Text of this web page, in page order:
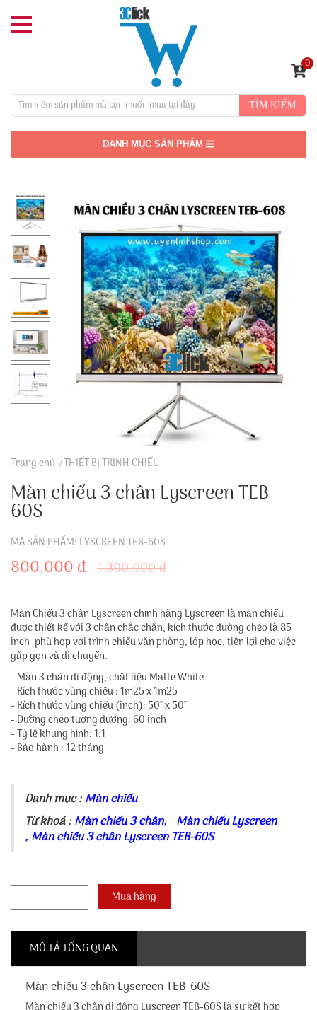
TÌM KIẾM
0
DANH MỤC SẢN PHẨM
Trang chủ THIẾT BỊ TRÌNH CHIẾU
Màn chiếu 3 chân Lyscreen TEB-
60S
MÃ SẢN PHẨM: LYSCREEN TEB-60S
800.000 đ 1.300.000 đ
Màn Chiếu 3 chân Lyscreen chính hãng Lyscreen là màn chiếu
được thiết kế với 3 chân chắc chắn, kích thước đường chéo là 85
inch phù hợp với trình chiếu văn phòng, lớp học, tiện lợi cho việc
gấp gọn và di chuyển.
- Màn 3 chân di động, chất liệu Matte White
- Kích thước vùng chiếu : 1m25 x 1m25
- Kích thước vùng chiếu (inch): 50" x 50"
- Đường chéo tương đương: 60 inch
- Tỷ lệ khung hình: 1:1
- Bảo hành : 12 tháng
Danh mục :Màn chiếu
Từ khoá :Màn chiếu 3 chân, Màn chiếu Lyscreen
, Màn chiếu 3 chân Lyscreen TEB-60S
MÔ TẢ TỔNG QUAN
Màn chiếu 3 chân Lyscreen TEB-60S